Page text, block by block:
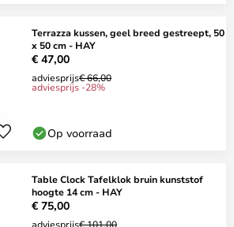
Terrazza kussen, geel breed gestreept, 50
x 50 cm - HAY
€ 47,00
adviesprijs€ 66,00
adviesprijs -28%
Op voorraad
Table Clock Tafelklok bruin kunststof
hoogte 14 cm - HAY
€ 75,00
adviesprijs€ 101,00